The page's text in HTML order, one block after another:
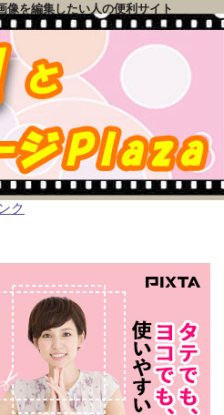
を編集したい人の便利サイト
ク